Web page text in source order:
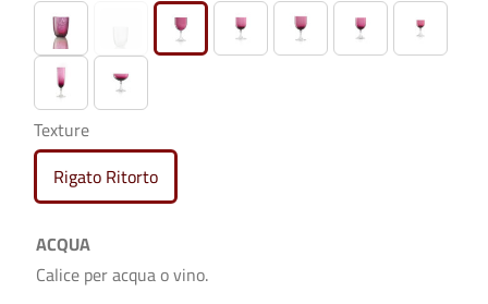
Texture
Rigato Ritorto
ACQUA
Calice per acqua o vino.